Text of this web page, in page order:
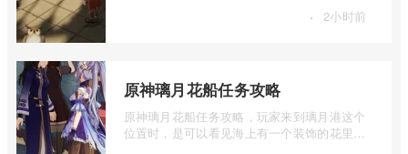
· 2小时前
原神璃月花船任务攻略
原神璃月花船任务攻略，玩家来到璃月港这个
位置时，是可以看见海上有一个装饰的花里胡